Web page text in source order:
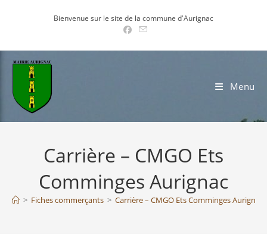
Bienvenue sur le site de la commune d'Aurignac
Menu
Carrière – CMGO Ets
Comminges Aurignac
> Fiches commerçants > Carrière – CMGO Ets Comminges Aurignac